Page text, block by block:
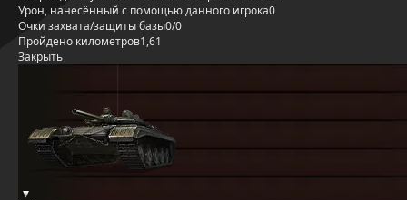
Урон, нанесённый с помощью данного игрока0
Очки захвата/защиты базы0/0
Пройдено километров1,61
Закрыть